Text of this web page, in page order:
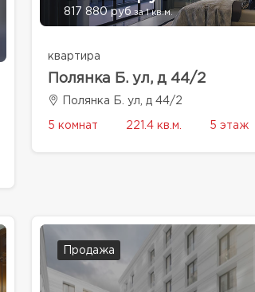
817 880 руб за 1 кв.м.
квартира
Полянка Б. ул, д 44/2
Полянка Б. ул, д 44/2
5 комнат 221.4 кв.м. 5 этаж
Продажа